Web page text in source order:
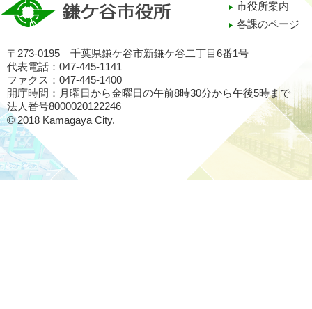
市役所案内
各課のページ
〒273-0195 千葉県鎌ケ谷市新鎌ケ谷二丁目6番1号
代表電話：047-445-1141
ファクス：047-445-1400
開庁時間：月曜日から金曜日の午前8時30分から午後5時まで
法人番号8000020122246
© 2018 Kamagaya City.